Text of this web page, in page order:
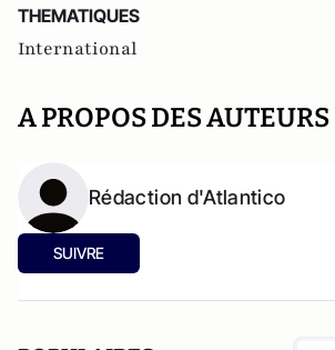
THEMATIQUES
International
A PROPOS DES AUTEURS
Rédaction d'Atlantico
SUIVRE